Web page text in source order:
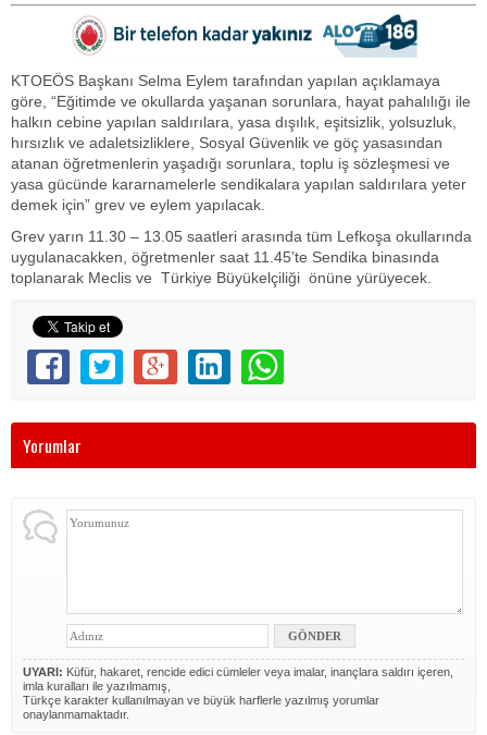
KTOEÖS Başkanı Selma Eylem tarafından yapılan açıklamaya
göre, “Eğitimde ve okullarda yaşanan sorunlara, hayat pahalılığı ile
halkın cebine yapılan saldırılara, yasa dışılık, eşitsizlik, yolsuzluk,
hırsızlık ve adaletsizliklere, Sosyal Güvenlik ve göç yasasından
atanan öğretmenlerin yaşadığı sorunlara, toplu iş sözleşmesi ve
yasa gücünde kararnamelerle sendikalara yapılan saldırılara yeter
demek için” grev ve eylem yapılacak.
Grev yarın 11.30 – 13.05 saatleri arasında tüm Lefkoşa okullarında
uygulanacakken, öğretmenler saat 11.45’te Sendika binasında
toplanarak Meclis ve Türkiye Büyükelçiliği önüne yürüyecek.
Yorumlar
UYARI: Küfür, hakaret, rencide edici cümleler veya imalar, inançlara saldırı içeren,
imla kuralları ile yazılmamış,
Türkçe karakter kullanılmayan ve büyük harflerle yazılmış yorumlar
onaylanmamaktadır.